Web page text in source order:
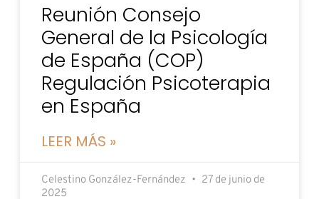
Reunión Consejo
General de la Psicología
de España (COP)
Regulación Psicoterapia
en España
LEER MÁS »
Celestino González-Fernández
27 de junio de
2025